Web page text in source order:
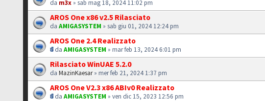
da m3x » sab mag 18, 2024 11:02 pm
AROS One x86 v2.5 Rilasciato
daAMIGASYSTEM » sab giu 01, 2024 12:24 pm
AROS One 2.4 Realizzato
daAMIGASYSTEM » mar feb 13, 2024 6:01 pm
Rilasciato WinUAE 5.2.0
daMazinKaesar» mer feb 21, 2024 1:37 pm
AROS One V2.3 x86 ABIv0 Realizzato
daAMIGASYSTEM » ven dic 15, 2023 12:56 pm